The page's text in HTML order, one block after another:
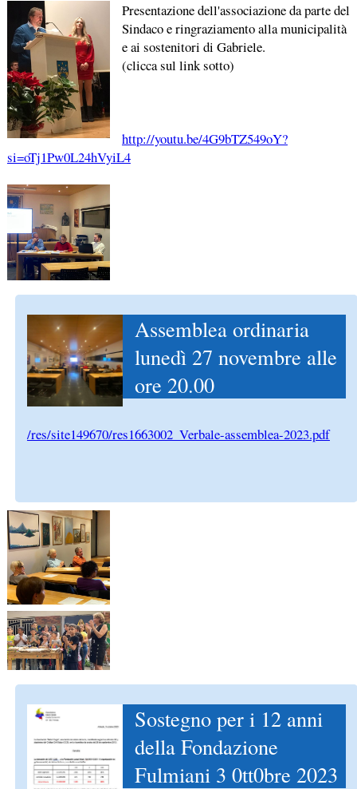
Presentazione dell'associazione da parte del
Sindaco e ringraziamento alla municipalità
e ai sostenitori di Gabriele.
(clicca sul link sotto)
http://youtu.be/4G9bTZ549oY?
si=oTj1Pw0L24hVyiL4
Assemblea ordinaria
lunedì 27 novembre alle
ore 20.00
/res/site149670/res1663002_Verbale-assemblea-2023.pdf
Sostegno per i 12 anni
della Fondazione
Fulmiani 3 0tt0bre 2023